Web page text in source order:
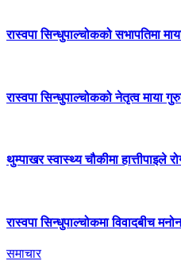
रास्वपा सिन्धुपाल्चोकको सभापतिमा
रास्वपा सिन्धुपाल्चोकको नेतृत्व माया
थुम्पाखर स्वास्थ्य चौकीमा हात्तीपाइले
रास्वपा सिन्धुपाल्चोकमा विवादबीच
समाचार